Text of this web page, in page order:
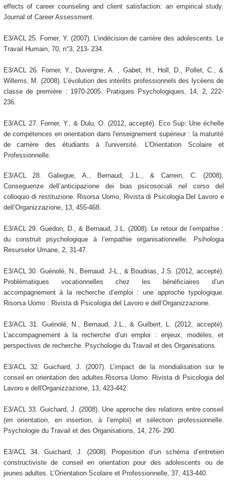
effects of career counseling and client satisfaction: an empirical study.
Journal of Career Assessment.
E3/ACL 25. Forner, Y. (2007). L’indécision de carrière des adolescents. Le
Travail Humain, 70, n°3, 213- 234.
E3/ACL 26. Forner, Y., Duvergne, A. , Gabet, H., Holl, D., Pollet, C., &
Willems, M. (2008). L’évolution des intérêts professionnels des lycéens de
classe de première : 1970-2005. Pratiques Psychologiques, 14, 2, 222-
236.
E3/ACL 27. Forner, Y., & Dulu, O. (2012, accepté). Eco Sup: Une échelle
de compétences en orientation dans l'enseignement supérieur : la maturité
de carrière des étudiants à l'université. L'Orientation Scolaire et
Professionnelle.
E3/ACL 28. Galiegue, A., Bernaud, J.L., & Carrein, C. (2008).
Conseguenze dell’anticipazione dei bias psicosociali nel corso del
colloquio di restituzione. Risorsa Uomo, Rivista di Psicologia Del Lavoro e
dell’Organizzazione, 13, 455-468.
E3/ACL 29. Guédon, D., & Bernaud, J.L. (2008). Le retour de l’empathie :
du construit psychologique à l’empathie organisationnelle. Psihologia
Resurselor Umane, 2, 31-47.
E3/ACL 30. Guénolé, N., Bernaud. J-L., & Boudrias, J.S. (2012, accepté).
Problématiques vocationnelles chez les bénéficiaires d’un
accompagnement à la recherche d’emploi : une approche typologique.
Risorsa Uomo : Rivista di Psicologia del Lavoro e dell’Organizzazione.
E3/ACL 31. Guénolé, N., Bernaud, J.L., & Guilbert, L. (2012, accepté).
L’accompagnement à la recherche d’un emploi : enjeux, modèles, et
perspectives de recherche. Psychologie du Travail et des Organisations.
E3/ACL 32. Guichard, J. (2007). L’impact de la mondialisation sur le
conseil en orientation des adultes.Risorsa Uomo. Rivista di Psicologia del
Lavoro e dell'Organizzazione, 13, 423-442.
E3/ACL 33. Guichard, J. (2008). Une approche des relations entre conseil
(en orientation, en insertion, à l’emploi) et sélection professionnelle.
Psychologie du Travail et des Organisations, 14, 276- 290.
E3/ACL 34. Guichard, J. (2008). Proposition d’un schéma d’entretien
constructiviste de conseil en orientation pour des adolescents ou de
jeunes adultes. L’Orientation Scolaire et Professionnelle, 37, 413-440.